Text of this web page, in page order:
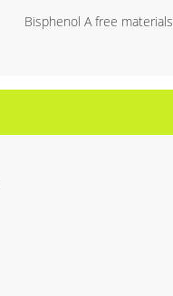
Bisphenol A free